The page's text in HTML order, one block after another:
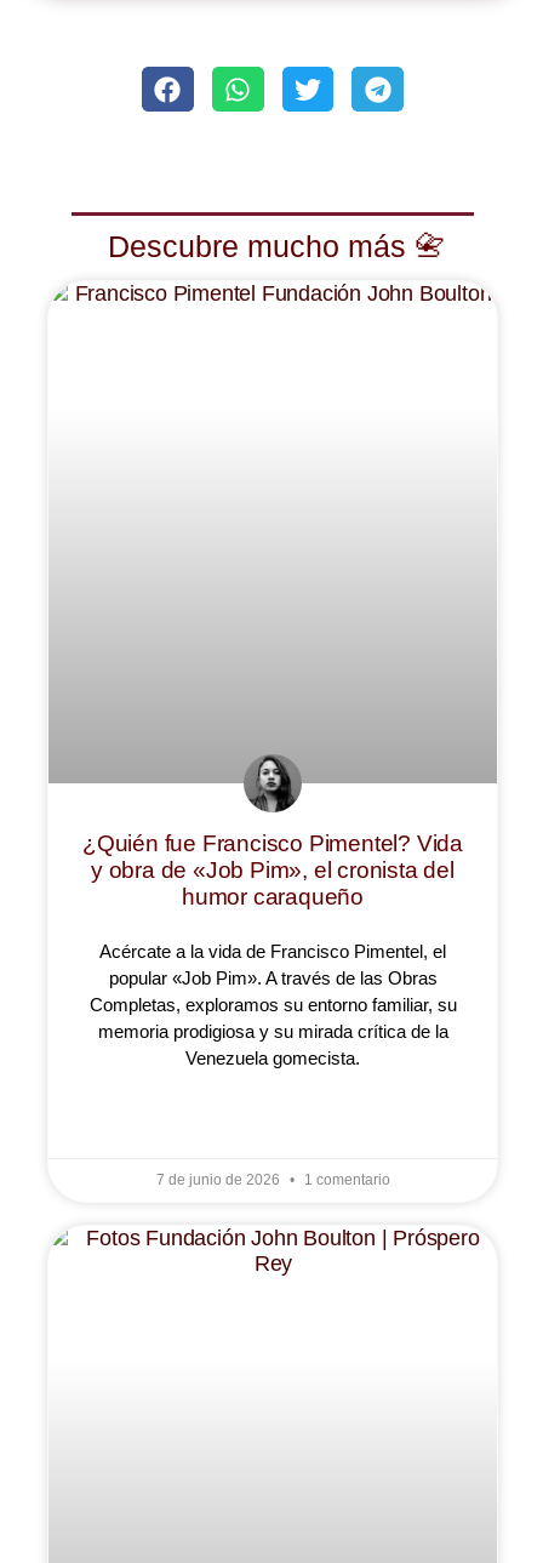
Descubre mucho más 📇
¿Quién fue Francisco Pimentel? Vida
y obra de «Job Pim», el cronista del
humor caraqueño
Acércate a la vida de Francisco Pimentel, el
popular «Job Pim». A través de las Obras
Completas, exploramos su entorno familiar, su
memoria prodigiosa y su mirada crítica de la
Venezuela gomecista.
7 de junio de 2026 1 comentario